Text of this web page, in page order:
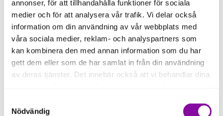
annonser, för att tillhandahålla funktioner för sociala
medier och för att analysera vår trafik. Vi delar också
information om din användning av vår webbplats med
våra sociala medier, reklam- och analyspartners som
kan kombinera den med annan information som du har
gett dem eller som de har samlat in från din användning
av deras tjänster. Det innebär också att vi behandlar dina
Om du klickar på avvisa kommer användning av kakor
Nödvändig
fastighetsbranschen med fokus på ekonomisk
förvaltning. Dessutom har jag drivit egna bolag inom
både B2B och B2C – mitt första redan vid 19 års
ålder.
Styrelseuppdrag och utbildning
företagsekonomi.